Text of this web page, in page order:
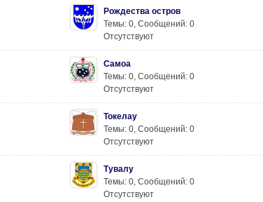
Рождества остров
Темы: 0, Сообщений: 0
Отсутствуют
Самоа
Темы: 0, Сообщений: 0
Отсутствуют
Токелау
Темы: 0, Сообщений: 0
Отсутствуют
Тувалу
Темы: 0, Сообщений: 0
Отсутствуют